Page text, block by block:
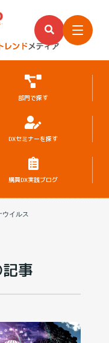
部門で探す
DXセミナーを探す
購買DX実践ブログ
ウイルス
事